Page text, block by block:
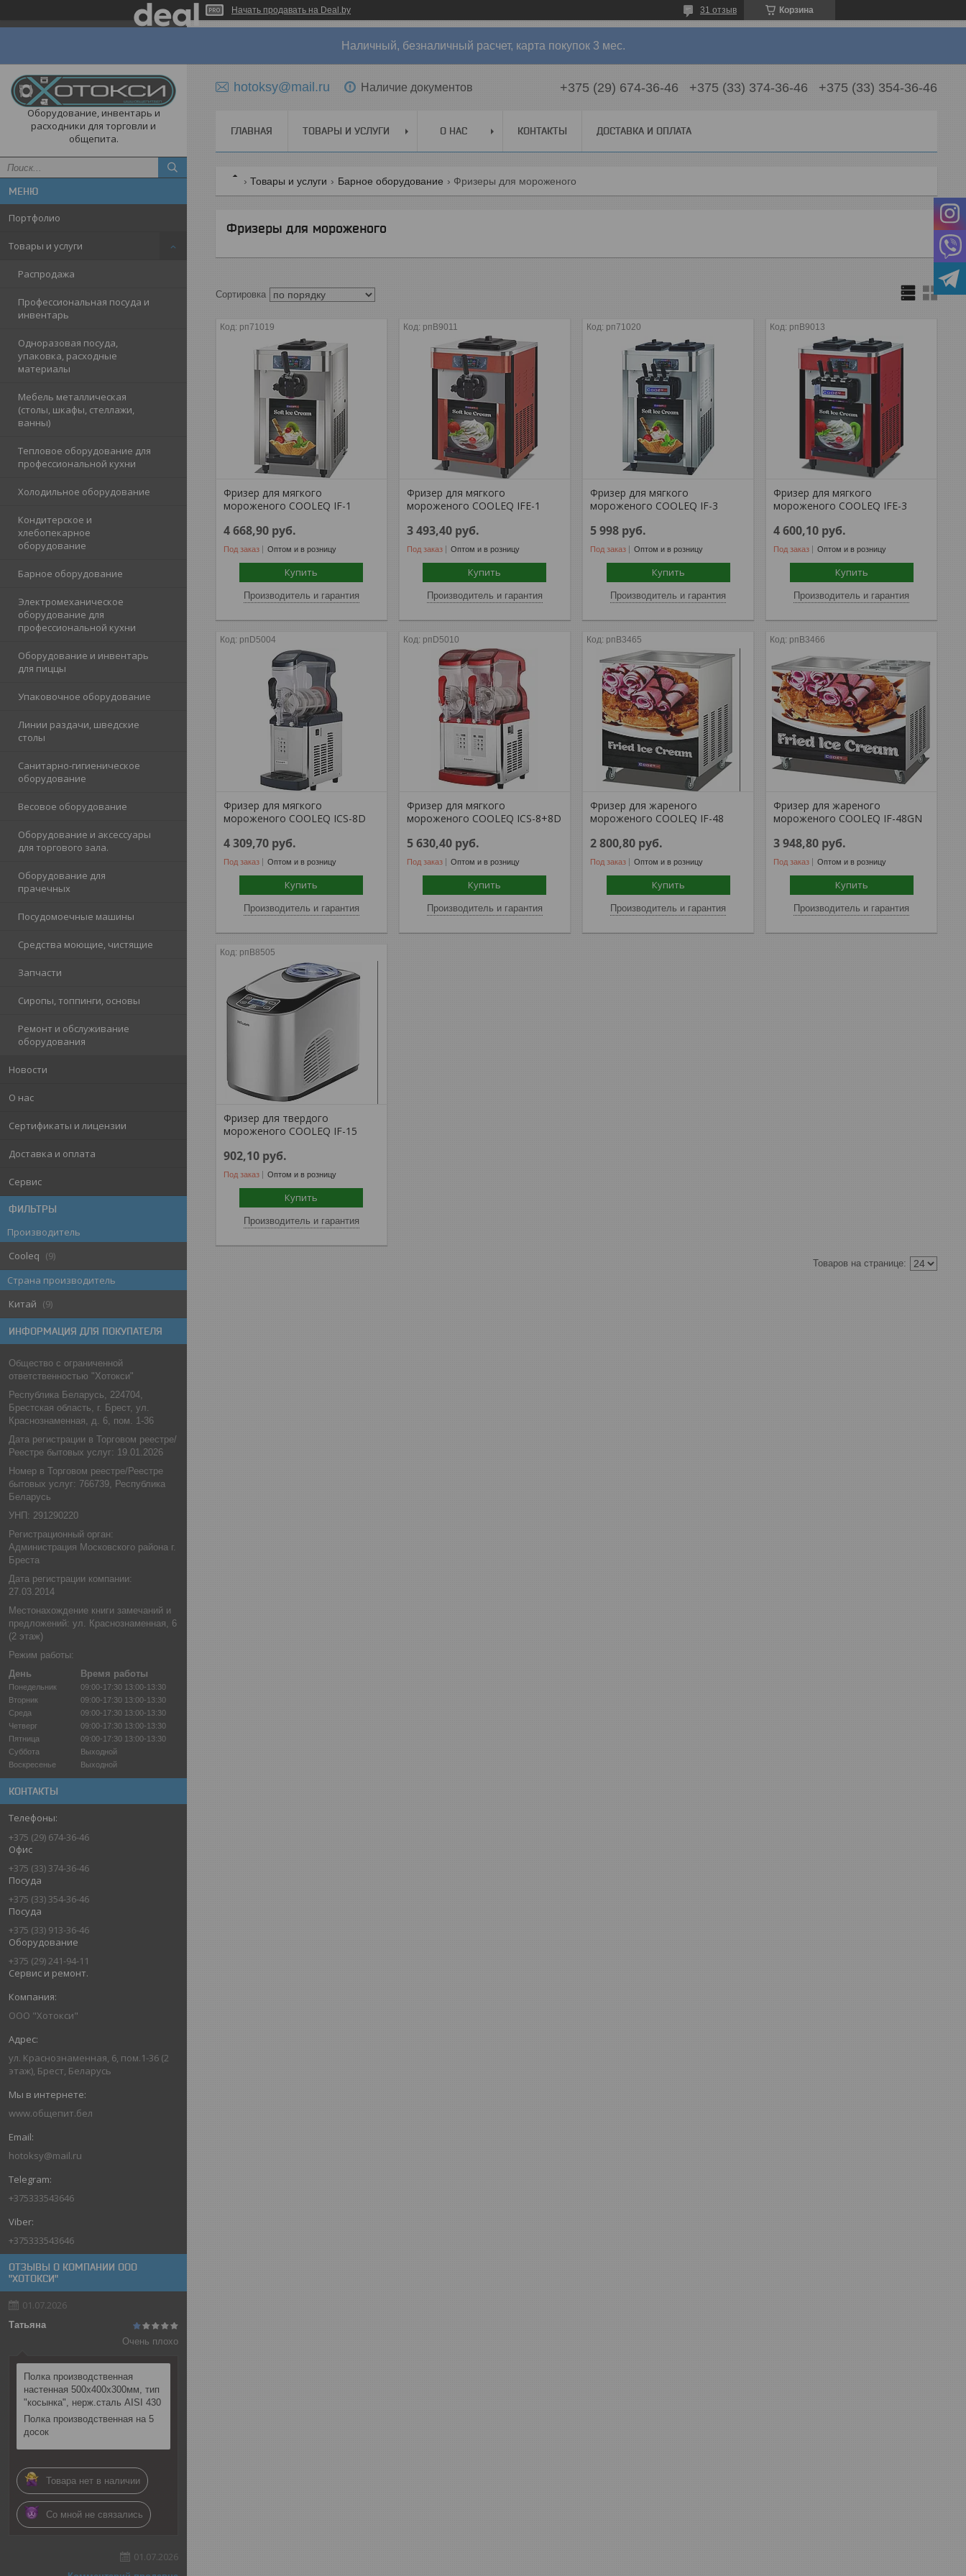
Начать продавать на Deal.by Корзина
31 отзыв
Наличный, безналичный расчет, карта покупок 3 мес.
Оборудование, инвентарь и
расходники для торговли и
общепита.
Портфолио
Товары и услуги
Распродажа
Профессиональная посуда и
инвентарь
Одноразовая посуда,
упаковка, расходные
материалы
Мебель металлическая
(столы, шкафы, стеллажи,
ванны)
Тепловое оборудование для
профессиональной кухни
Холодильное оборудование
Кондитерское и
хлебопекарное
оборудование
Барное оборудование
Электромеханическое
оборудование для
профессиональной кухни
Оборудование и инвентарь
для пиццы
Упаковочное оборудование
Линии раздачи, шведские
столы
Санитарно-гигиеническое
оборудование
Весовое оборудование
Оборудование и аксессуары
для торгового зала.
Оборудование для
прачечных
Посудомоечные машины
Средства моющие, чистящие
Запчасти
Сиропы, топпинги, основы
Ремонт и обслуживание
оборудования
Новости
О нас
Сертификаты и лицензии
Доставка и оплата
Сервис
ФИЛЬТРЫ
Производитель
Cooleq
9
Страна производитель
Китай
9
ИНФОРМАЦИЯ ДЛЯ ПОКУПАТЕЛЯ
Общество с ограниченной
ответственностью "Хотокси"
Республика Беларусь, 224704,
Брестская область, г. Брест, ул.
Краснознаменная, д. 6, пом. 1-36
Дата регистрации в Торговом реестре/
Реестре бытовых услуг: 19.01.2026
Номер в Торговом реестре/Реестре
бытовых услуг: 766739, Республика
Беларусь
УНП: 291290220
Регистрационный орган:
Администрация Московского района г.
Бреста
Дата регистрации компании:
27.03.2014
Местонахождение книги замечаний и
предложений: ул. Краснознаменная, 6
(2 этаж)
Режим работы:
День
Время работы
Понедельник 09:00-17:30 13:00-13:30
Вторник
09:00-17:30 13:00-13:30
Среда
09:00-17:30 13:00-13:30
Четверг
09:00-17:30 13:00-13:30
Пятница
09:00-17:30 13:00-13:30
Суббота
Выходной
Воскресенье
Выходной
КОНТАКТЫ
+375 (29) 674-36-46
Офис
+375 (33) 374-36-46
Посуда
+375 (33) 354-36-46
Посуда
+375 (33) 913-36-46
Оборудование
+375 (29) 241-94-11
Сервис и ремонт.
ООО "Хотокси"
ул. Краснознаменная, 6, пом.1-36 (2
этаж), Брест, Беларусь
www.общепит.бел
hotoksy@mail.ru
+375333543646
+375333543646
ОТЗЫВЫ О КОМПАНИИ ООО
"ХОТОКСИ"
01.07.2026
Татьяна
Очень плохо
Полка производственная
настенная 500х400х300мм, тип
"косынка", нерж.сталь AISI 430
Полка производственная на 5
досок
Товара нет в наличии
Со мной не связались
01.07.2026
hotoksy@mail.ru Наличие документов +375 (29) 674-36-46 +375 (33) 374-36-46 +375 (33) 354-36-46
ГЛАВНАЯ ТОВАРЫ И УСЛУГИ О НАС КОНТАКТЫ ДОСТАВКА И ОПЛАТА
Товары и услуги Барное оборудование Фризеры для мороженого
Фризеры для мороженого
рп71019
Фризер для мягкого
мороженого COOLEQ IF-1
4 668,90 руб.
Под заказ Оптом и в розницу
Купить
Производитель и гарантия
рпB9011
Фризер для мягкого
мороженого COOLEQ IFE-1
3 493,40 руб.
Под заказ Оптом и в розницу
Купить
Производитель и гарантия
рп71020
Фризер для мягкого
мороженого COOLEQ IF-3
5 998 руб.
Под заказ Оптом и в розницу
Купить
Производитель и гарантия
рпB9013
Фризер для мягкого
мороженого COOLEQ IFE-3
4 600,10 руб.
Под заказ Оптом и в розницу
Купить
Производитель и гарантия
рпD5004
Фризер для мягкого
мороженого COOLEQ ICS-8D
4 309,70 руб.
Под заказ Оптом и в розницу
Купить
Производитель и гарантия
рпD5010
Фризер для мягкого
мороженого COOLEQ ICS-8+8D
5 630,40 руб.
Под заказ Оптом и в розницу
Купить
Производитель и гарантия
рпB3465
Фризер для жареного
мороженого COOLEQ IF-48
2 800,80 руб.
Под заказ Оптом и в розницу
Купить
Производитель и гарантия
рпB3466
Фризер для жареного
мороженого COOLEQ IF-48GN
3 948,80 руб.
Под заказ Оптом и в розницу
Купить
Производитель и гарантия
рпB8505
Фризер для твердого
мороженого COOLEQ IF-15
902,10 руб.
Под заказ Оптом и в розницу
Купить
Производитель и гарантия